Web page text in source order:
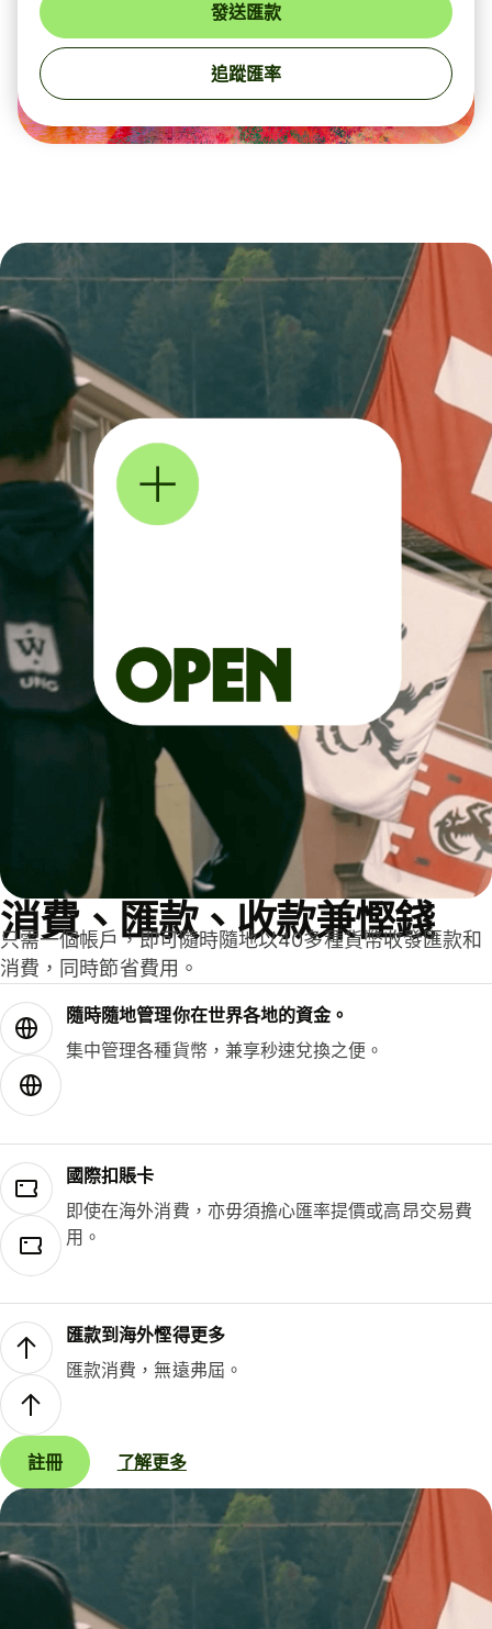
發送匯款
追蹤匯率
消費、匯款、收款兼慳錢
只需一個帳戶，即可隨時隨地以40多種貨幣收發匯款和
消費，同時節省費用。
隨時隨地管理你在世界各地的資金。
集中管理各種貨幣，兼享秒速兌換之便。
國際扣賬卡
即使在海外消費，亦毋須擔心匯率提價或高昂交易費
用。
匯款到海外慳得更多
匯款消費，無遠弗屆。
註冊 了解更多